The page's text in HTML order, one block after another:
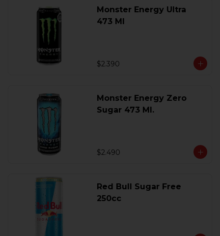
Monster Energy Ultra
473 Ml
$2.390
Monster Energy Zero
Sugar 473 Ml.
$2.490
Red Bull Sugar Free
250cc